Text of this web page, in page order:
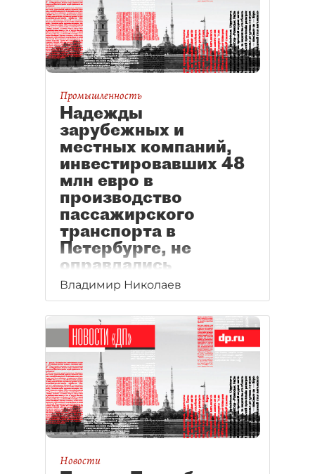
Промышленность
Надежды
зарубежных и
местных компаний,
инвестировавших 48
млн евро в
производство
пассажирского
транспорта в
Петербурге, не
оправдались
Крупные европейские
и российские промышленники
инвестировали 48 млн евро
в производство пассажирского
транспорта в Петербурге,
рассчитывая на закупки
со стороны города. Но надежды
не оправдались.
Владимир Николаев
Новости